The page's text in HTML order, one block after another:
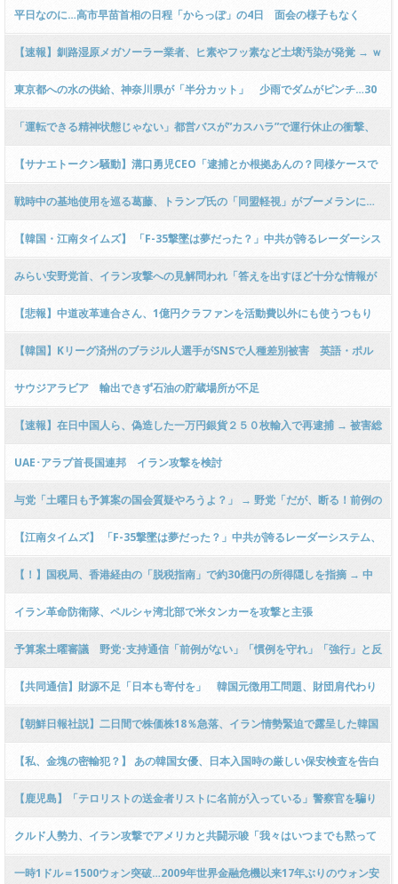
急浮上 → ジャーナリスト「暗号資産とは聞いてない！」「誰一人トークン割
り当てもなし」ｗｗｗｗｗｗｗ
平日なのに…高市早苗首相の日程「からっぽ」の4日 面会の様子もなく
【速報】釧路湿原メガソーラー業者、ヒ素やフッ素など土壌汚染が発覚 → ｗ
ｗｗｗｗｗｗｗｗｗｗｗｗｗｗｗｗｗｗｗｗｗｗｗ
東京都への水の供給、神奈川県が「半分カット」 少雨でダムがピンチ…30
年ぶりの事態「期間は未定」：東京新聞
「運転できる精神状態じゃない」都営バスが”カスハラ”で運行休止の衝撃、
交通局の「英断」を支持する声
【サナエトークン騒動】溝口勇児CEO「逮捕とか根拠あんの？同様ケースで
逮捕された前例一つもない！」 → 元官僚「危機感が足りない！」ｗｗｗｗｗ
ｗｗｗｗｗｗｗｗｗｗ
戦時中の基地使用を巡る葛藤、トランプ氏の「同盟軽視」がブーメランに…
韓国には台湾有事の予告編
【韓国・江南タイムズ】 「F-35撃墜は夢だった？」中共が誇るレーダーシス
テム、イランで”完全に無力”
みらい安野党首、イラン攻撃への見解問われ「答えを出すほど十分な情報が
集まりきっていない」
【悲報】中道改革連合さん、1億円クラファンを活動費以外にも使うつもり
らしい「１億円あれば十分足りるわけではない！」 → ｗｗｗｗｗｗｗｗｗｗ
ｗｗｗｗｗｗｗ
【韓国】Kリーグ済州のブラジル人選手がSNSで人種差別被害 英語・ポル
トガル語で黒人侮辱、彼女にも中傷殺到 [3/5] [昆虫図鑑★]
サウジアラビア 輸出できず石油の貯蔵場所が不足
【速報】在日中国人ら、偽造した一万円銀貨２５０枚輸入で再逮捕 → 被害総
額は約1000万円 → なお、本物より光沢がなく白っぽいことが指摘される →
………
UAE･アラブ首長国連邦 イラン攻撃を検討
与党「土曜日も予算案の国会質疑やろうよ？」 → 野党「だが、断る！前例の
ないことだ！」 → 過去の枝野幸男氏「深夜、土日だろうが審議に応じた
い！」ｗｗｗｗｗｗｗｗｗｗ
【江南タイムズ】 「F-35撃墜は夢だった？」中共が誇るレーダーシステム、
イランで”完全に無力”
【！】国税局、香港経由の「脱税指南」で約30億円の所得隠しを指摘 → 中
国人コンサルが手数料残金をプリカなどでキックバック ｗｗｗｗｗｗｗｗｗ
ｗｗｗｗｗｗｗ
イラン革命防衛隊、ペルシャ湾北部で米タンカーを攻撃と主張
予算案土曜審議 野党･支持通信「前例がない」「慣例を守れ」「強行」と反
対姿勢
【共同通信】財源不足「日本も寄付を」 韓国元徴用工問題、財団肩代わり
解決策3年
【朝鮮日報社説】二日間で株価株18％急落、イラン情勢緊迫で露呈した韓国
経済の実力
【私、金塊の密輸犯？】 あの韓国女優、日本入国時の厳しい保安検査を告白
【鹿児島】「テロリストの送金者リストに名前が入っている」警察官を騙り
高齢女性宅から現金600万円持ち去る ベトナム国籍の男を逮捕
クルド人勢力、イラン攻撃でアメリカと共闘示唆「我々はいつまでも黙って
いられない」 ＣＩＡがイランのクルド人勢力へ武器供与を検討
一時1ドル＝1500ウォン突破…2009年世界金融危機以来17年ぶりのウォン安